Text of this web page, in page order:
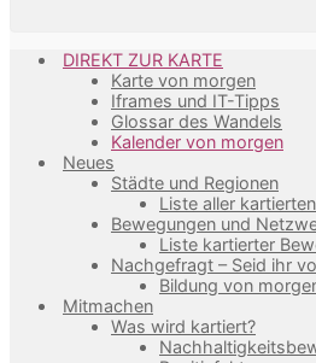
DIREKT ZUR KARTE
Karte von morgen
Iframes und IT-Tipps
Glossar des Wandels
Kalender von morgen
Neues
Städte und Regionen
Liste aller
Bewegungen und
Liste kartierter
Nachgefragt – Seid ihr
Bildung von
Mitmachen
Was wird kartiert?